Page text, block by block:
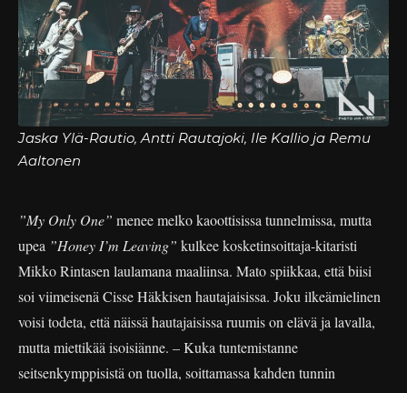
Jaska Ylä-Rautio, Antti Rautajoki, Ile Kallio ja Remu
Aaltonen
”My Only One” menee melko kaoottisissa tunnelmissa, mutta
upea ”Honey I’m Leaving” kulkee kosketinsoittaja-kitaristi
Mikko Rintasen laulamana maaliinsa. Mato spiikkaa, että biisi
soi viimeisenä Cisse Häkkisen hautajaisissa. Joku ilkeämielinen
voisi todeta, että näissä hautajaisissa ruumis on elävä ja lavalla,
mutta miettikää isoisiänne. – Kuka tuntemistanne
seitsenkymppisistä on tuolla, soittamassa kahden tunnin